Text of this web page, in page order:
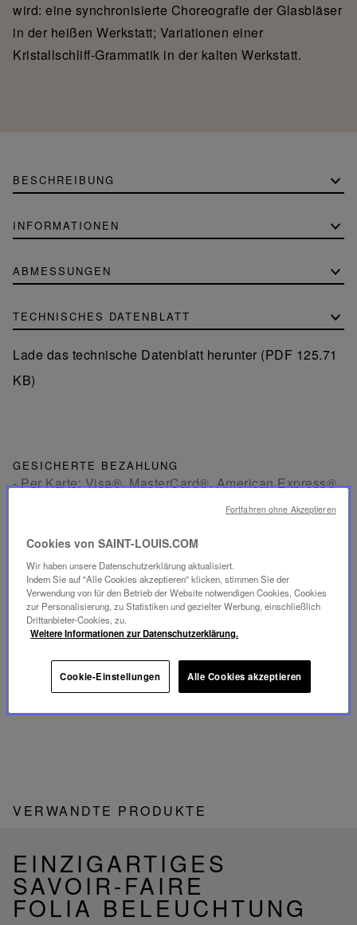
wird: eine synchronisierte Choreografie der Glasbläser
in der heißen Werkstatt; Variationen einer
Kristallschliff-Grammatik in der kalten Werkstatt.
BESCHREIBUNG
INFORMATIONEN
ABMESSUNGEN
TECHNISCHES DATENBLATT
Lade das technische Datenblatt herunter (PDF 125.71
KB)
GESICHERTE BEZAHLUNG
- Per Karte: Visa®, MasterCard®, American Express®
- Authentifizierte und gesicherte Kartenzahlung mit 3D
Secure: Verified by Visa®, MasterCard® SecureCode,
KOSTENLOSE RÜCKGABE
Rücksendungen sind innerhalb von 30 Tagen ab
Bestelldatum in Frankreich und Europa kostenlos
möglich.
Unser Kundenservice ist von Montag bis Freitag
zwischen 10:00 und 18:00 Uhr erreichbar.
Telefon:+33 1 49 42 42 63
Per WhatsApp:+33 7 89 41 73 31
VERWANDTE PRODUKTE
EINZIGARTIGES
SAVOIR-FAIRE
FOLIA BELEUCHTUNG
Cookies von SAINT-LOUIS.COM
Wir haben unsere Datenschutzerklärung aktualisiert.
Indem Sie auf "Alle Cookies akzeptieren" klicken, stimmen Sie der
Verwendung von für den Betrieb der Website notwendigen Cookies, Cookies
zur Personalisierung, zu Statistiken und gezielter Werbung, einschließlich
Drittanbieter-Cookies, zu.
Weitere Informationen zur Datenschutzerklärung.
Cookie-Einstellungen Alle Cookies akzeptieren
Fortfahren ohne Akzeptieren